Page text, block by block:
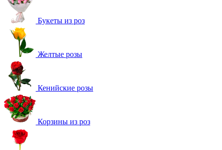
Букеты из роз
Желтые розы
Кенийские розы
Корзины из роз